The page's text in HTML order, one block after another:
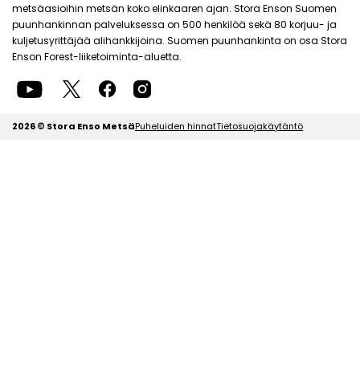
metsäasioihin metsän koko elinkaaren ajan. Stora Enson Suomen
puunhankinnan palveluksessa on 500 henkilöä sekä 80 korjuu- ja
kuljetusyrittäjää alihankkijoina. Suomen puunhankinta on osa Stora
Enson Forest-liiketoiminta-aluetta.
2026 © Stora Enso MetsäPuheluiden hinnatTietosuojakäytäntö